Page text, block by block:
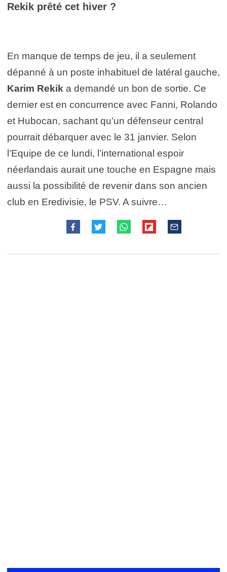
Rekik prêté cet hiver ?
En manque de temps de jeu, il a seulement
dépanné à un poste inhabituel de latéral gauche,
Karim Rekik a demandé un bon de sortie. Ce
dernier est en concurrence avec Fanni, Rolando
et Hubocan, sachant qu’un défenseur central
pourrait débarquer avec le 31 janvier. Selon
l’Equipe de ce lundi, l’international espoir
néerlandais aurait une touche en Espagne mais
aussi la possibilité de revenir dans son ancien
club en Eredivisie, le PSV. A suivre…